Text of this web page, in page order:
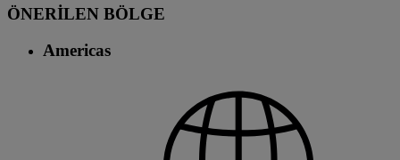
ÖNERİLEN BÖLGE
Americas